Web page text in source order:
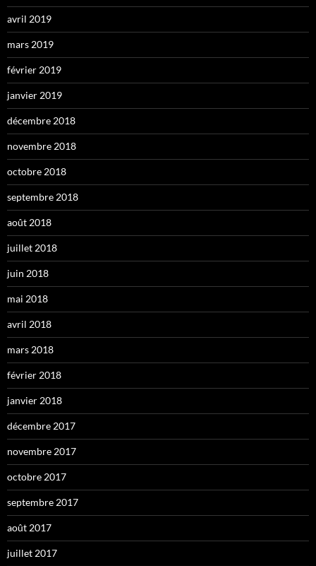
avril 2019
mars 2019
février 2019
janvier 2019
décembre 2018
novembre 2018
octobre 2018
septembre 2018
août 2018
juillet 2018
juin 2018
mai 2018
avril 2018
mars 2018
février 2018
janvier 2018
décembre 2017
novembre 2017
octobre 2017
septembre 2017
août 2017
juillet 2017